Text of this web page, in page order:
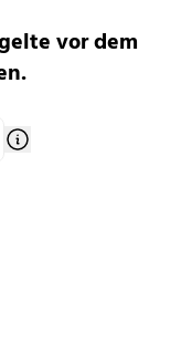
vor dem